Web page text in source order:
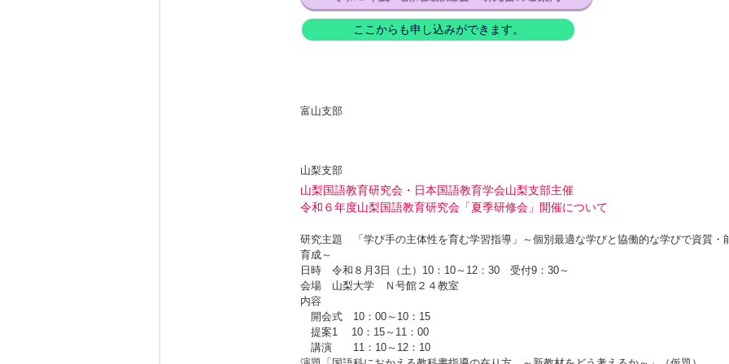
ここからも申し込みができます。
富山支部
山梨支部
山梨国語教育研究会・日本国語教育学会山梨支部主催
令和６年度山梨国語教育研究会「夏季研修会」開催について
研究主題 「学び手の主体性を育む学習指導」～個別最適な学びと協働的な学びで資質・
育成～
日時 令和８月3日（土）10：10～12：30 受付9：30～
会場 山梨大学 Ｎ号館２４教室
内容
開会式 10：00～10：15
提案1 10：15～11：00
講演 11：10～12：10